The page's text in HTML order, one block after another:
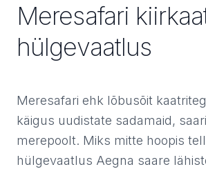
Meresafari
hülgevaatlus
Meresafari ehk lõbusõit
käigus uudistate sadamaid,
merepoolt. Miks mitte hoopis
hülgevaatlus Aegna saare